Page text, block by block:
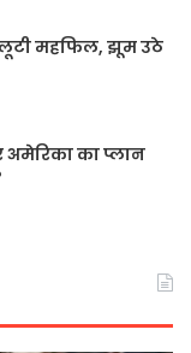
महफिल, झूम उठे
का प्लान